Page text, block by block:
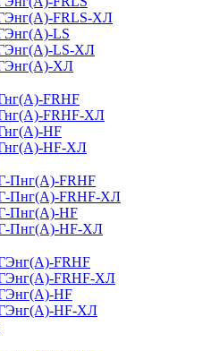
FRLS-ХЛ
LS
LS-ХЛ
ХЛ
FRHF
FRHF-ХЛ
HF
HF-ХЛ
Пнг(А)-FRHF
Пнг(А)-FRHF-ХЛ
Пнг(А)-HF
Пнг(А)-HF-ХЛ
FRHF
FRHF-ХЛ
HF
HF-ХЛ